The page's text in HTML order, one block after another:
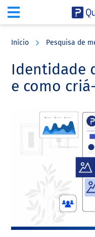
content
sidebar
Início Pesquisa de
Identidade
e como